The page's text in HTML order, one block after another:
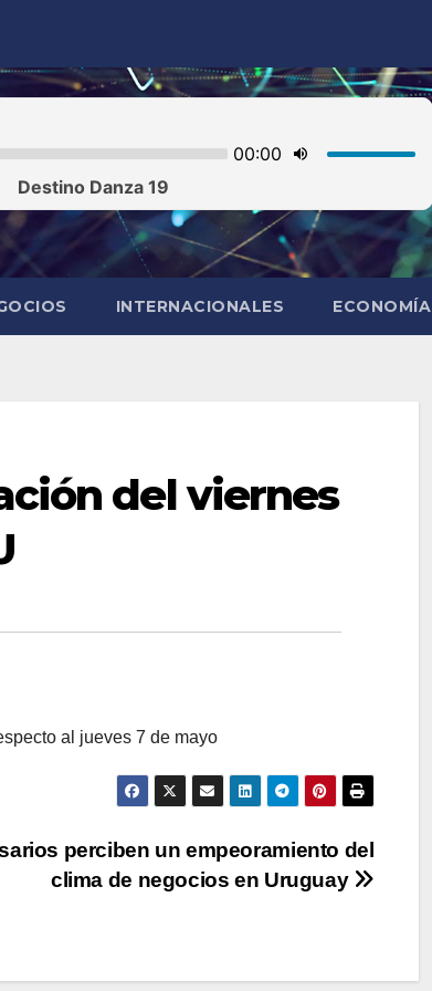
INTERNACIONALES ECONOMÍA
del viernes
respecto al jueves 7 de mayo
perciben un empeoramiento del
clima de negocios en Uruguay